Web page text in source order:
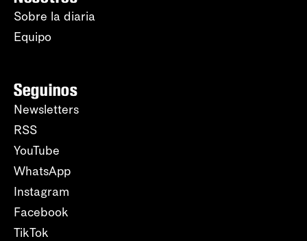
Sobre la diaria
Equipo
Seguinos
Newsletters
RSS
YouTube
WhatsApp
Instagram
Facebook
TikTok